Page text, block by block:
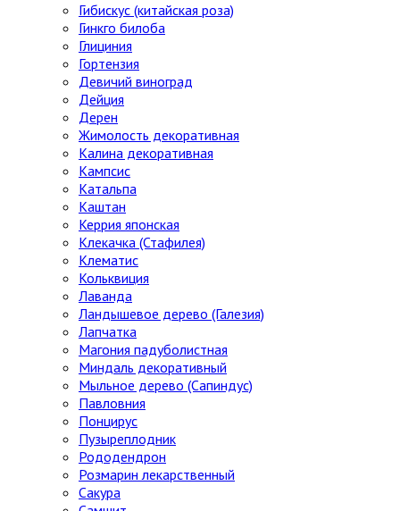
Гибискус (китайская роза)
Гинкго билоба
Глициния
Гортензия
Девичий виноград
Дейция
Дерен
Жимолость декоративная
Калина декоративная
Кампсис
Катальпа
Каштан
Керрия японская
Клекачка (Стафилея)
Клематис
Кольквиция
Лаванда
Ландышевое дерево (Галезия)
Лапчатка
Магония падуболистная
Миндаль декоративный
Мыльное дерево (Сапиндус)
Павловния
Понцирус
Пузыреплодник
Рододендрон
Розмарин лекарственный
Сакура